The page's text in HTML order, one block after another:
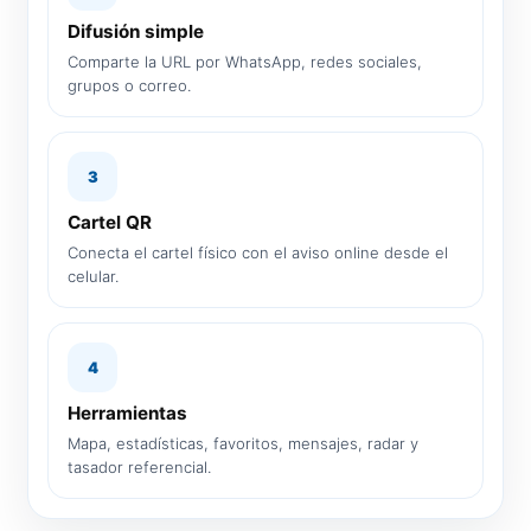
Difusión simple
Comparte la URL por WhatsApp, redes sociales,
grupos o correo.
3
Cartel QR
Conecta el cartel físico con el aviso online desde el
celular.
4
Herramientas
Mapa, estadísticas, favoritos, mensajes, radar y
tasador referencial.